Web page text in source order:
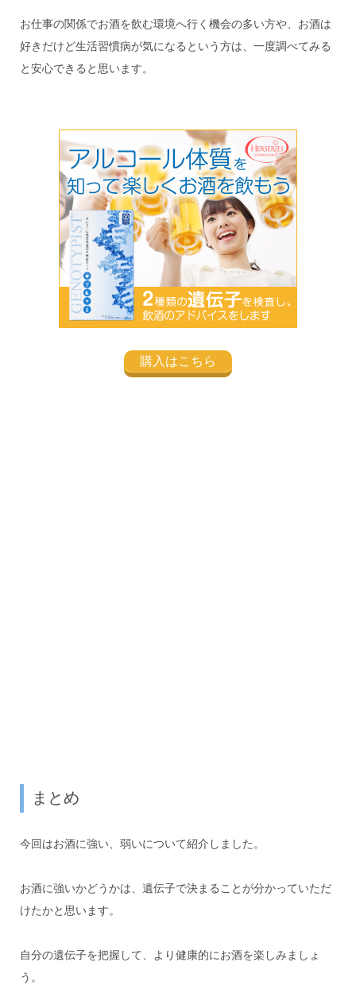
お仕事の関係でお酒を飲む環境へ行く機会の多い方や、お酒は
好きだけど生活習慣病が気になるという方は、一度調べてみる
と安心できると思います。
購入はこちら
まとめ
今回はお酒に強い、弱いについて紹介しました。
お酒に強いかどうかは、遺伝子で決まることが分かっていただ
けたかと思います。
自分の遺伝子を把握して、より健康的にお酒を楽しみましょ
う。